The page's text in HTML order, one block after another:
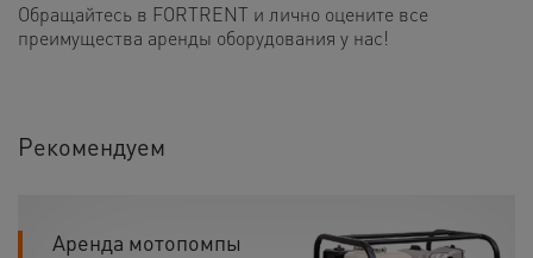
Обращайтесь в FORTRENT и лично оцените все
преимущества аренды оборудования у нас!
Рекомендуем
Аренда мотопомпы